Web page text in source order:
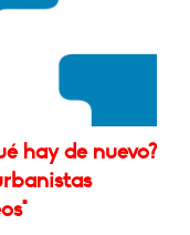
hay de nuevo?